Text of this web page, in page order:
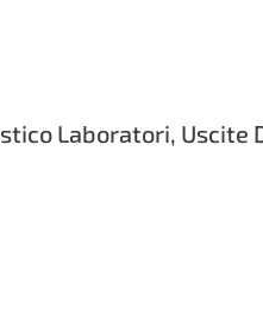
Laboratori, Uscite